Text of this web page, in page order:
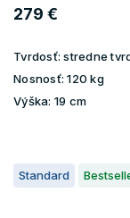
279 €
Tvrdosť: stredne
Nosnosť: 120 kg
Výška: 19 cm
Standard